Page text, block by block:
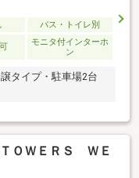
バス・トイレ別
モニタ付インターホ
ン
タイプ・駐車場2台
ＯＷＥＲＳ ＷＥ